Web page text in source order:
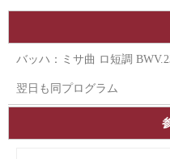
バッハ：ミサ曲 ロ短調
翌日も同プログラム